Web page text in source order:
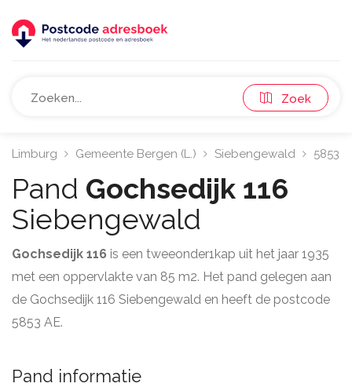
Zoek
Limburg Gemeente Bergen (L.) Siebengewald 5853
Pand Gochsedijk 116
Siebengewald
Gochsedijk 116 is een tweeonder1kap uit het jaar 1935
met een oppervlakte van 85 m2. Het pand gelegen aan
de Gochsedijk 116 Siebengewald en heeft de postcode
5853 AE.
Pand informatie